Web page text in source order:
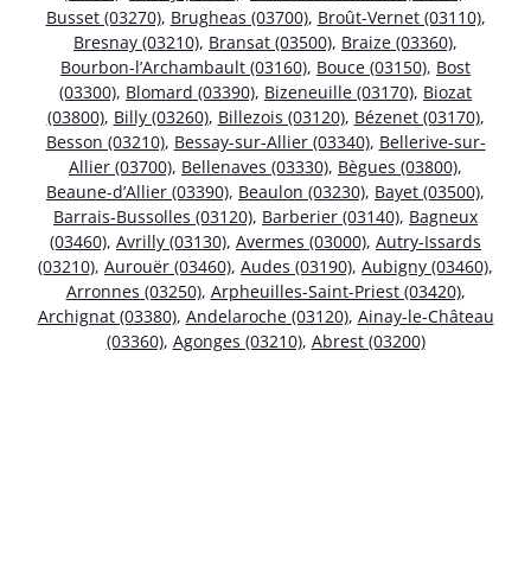
Busset (03270), Brugheas (03700), Broût-Vernet (03110),
Bresnay (03210), Bransat (03500), Braize (03360),
Bourbon-l’Archambault (03160), Bouce (03150), Bost
(03300), Blomard (03390), Bizeneuille (03170), Biozat
(03800), Billy (03260), Billezois (03120), Bézenet (03170),
Besson (03210), Bessay-sur-Allier (03340), Bellerive-sur-
Allier (03700), Bellenaves (03330), Bègues (03800),
Beaune-d’Allier (03390), Beaulon (03230), Bayet (03500),
Barrais-Bussolles (03120), Barberier (03140), Bagneux
(03460), Avrilly (03130), Avermes (03000), Autry-Issards
(03210), Aurouër (03460), Audes (03190), Aubigny (03460),
Arronnes (03250), Arpheuilles-Saint-Priest (03420),
Archignat (03380), Andelaroche (03120), Ainay-le-Château
(03360), Agonges (03210), Abrest (03200)